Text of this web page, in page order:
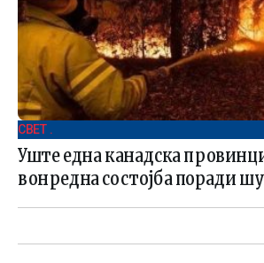
СВЕТ .
Уште една канадска
вонредна состојба поради